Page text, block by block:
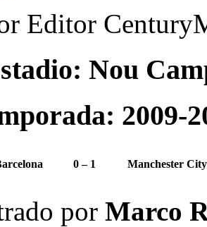
Editor
Nou
2009-
0 – 1 Manchester City
por Marco